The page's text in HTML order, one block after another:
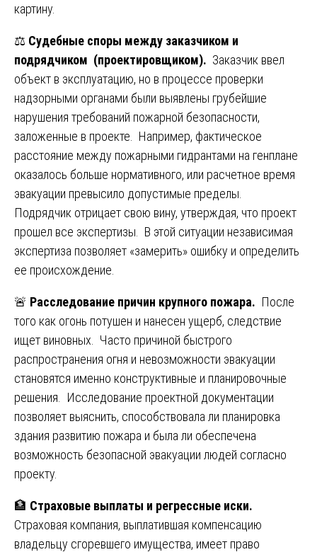
картину.
⚖️ Судебные споры между заказчиком и
подрядчиком (проектировщиком). Заказчик ввел
объект в эксплуатацию, но в процессе проверки
надзорными органами были выявлены грубейшие
нарушения требований пожарной безопасности,
заложенные в проекте. Например, фактическое
расстояние между пожарными гидрантами на генплане
оказалось больше нормативного, или расчетное время
эвакуации превысило допустимые пределы.
Подрядчик отрицает свою вину, утверждая, что проект
прошел все экспертизы. В этой ситуации независимая
экспертиза позволяет «замерить» ошибку и определить
ее происхождение.
🚨 Расследование причин крупного пожара. После
того как огонь потушен и нанесен ущерб, следствие
ищет виновных. Часто причиной быстрого
распространения огня и невозможности эвакуации
становятся именно конструктивные и планировочные
решения. Исследование проектной документации
позволяет выяснить, способствовала ли планировка
здания развитию пожара и была ли обеспечена
возможность безопасной эвакуации людей согласно
проекту.
🏦 Страховые выплаты и регрессные иски.
Страховая компания, выплатившая компенсацию
владельцу сгоревшего имущества, имеет право